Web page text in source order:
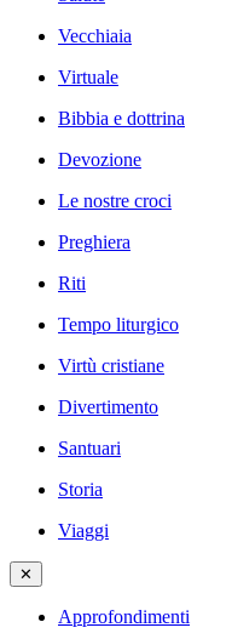
Vecchiaia
Virtuale
Bibbia e dottrina
Devozione
Le nostre croci
Preghiera
Riti
Tempo liturgico
Virtù cristiane
Divertimento
Santuari
Storia
Viaggi
✕
Approfondimenti